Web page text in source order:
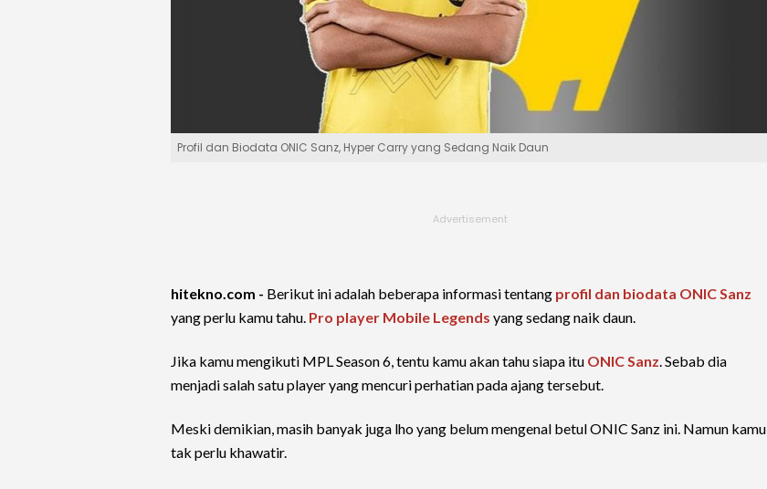
Profil dan Biodata ONIC Sanz, Hyper Carry yang Sedang Naik Daun
hitekno.com - Berikut ini adalah beberapa informasi tentang profil dan biodata ONIC Sanz
yang perlu kamu tahu. Pro player Mobile Legends yang sedang naik daun.
Jika kamu mengikuti MPL Season 6, tentu kamu akan tahu siapa itu ONIC Sanz. Sebab dia
menjadi salah satu player yang mencuri perhatian pada ajang tersebut.
Meski demikian, masih banyak juga lho yang belum mengenal betul ONIC Sanz ini. Namun kamu
tak perlu khawatir.